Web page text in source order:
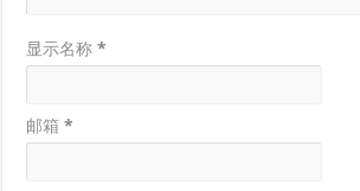
显示名称*
邮箱*